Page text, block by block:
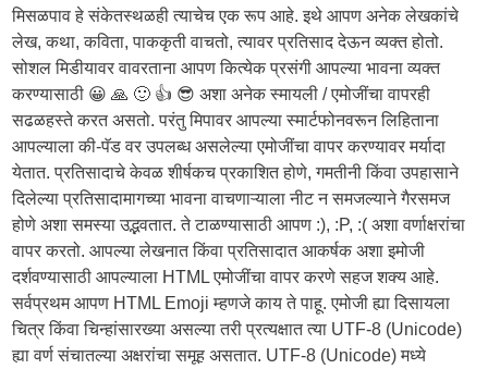
मिसळपाव हे संकेतस्थळही त्याचेच एक रूप आहे. इथे आपण अनेक लेखकांचे
लेख, कथा, कविता, पाककृती वाचतो, त्यावर प्रतिसाद देऊन व्यक्त होतो.
सोशल मिडीयावर वावरताना आपण कित्येक प्रसंगी आपल्या भावना व्यक्त
करण्यासाठी 😀 🙏 🙂 👍 😎 अशा अनेक स्मायली / एमोजींचा वापरही
सढळहस्ते करत असतो. परंतु मिपावर आपल्या स्मार्टफोनवरून लिहिताना
आपल्याला की-पॅड वर उपलब्ध असलेल्या एमोजींचा वापर करण्यावर मर्यादा
येतात. प्रतिसादाचे केवळ शीर्षकच प्रकाशित होणे, गमतीनी किंवा उपहासाने
दिलेल्या प्रतिसादामागच्या भावना वाचणाऱ्याला नीट न समजल्याने गैरसमज
होणे अशा समस्या उद्भवतात. ते टाळण्यासाठी आपण :), :P, :( अशा वर्णाक्षरांचा
वापर करतो. आपल्या लेखनात किंवा प्रतिसादात आकर्षक अशा इमोजी
दर्शवण्यासाठी आपल्याला HTML एमोजींचा वापर करणे सहज शक्य आहे.
सर्वप्रथम आपण HTML Emoji म्हणजे काय ते पाहू. एमोजी ह्या दिसायला
चित्र किंवा चिन्हांसारख्या असल्या तरी प्रत्यक्षात त्या UTF-8 (Unicode)
ह्या वर्ण संचातल्या अक्षरांचा समूह असतात. UTF-8 (Unicode) मध्ये